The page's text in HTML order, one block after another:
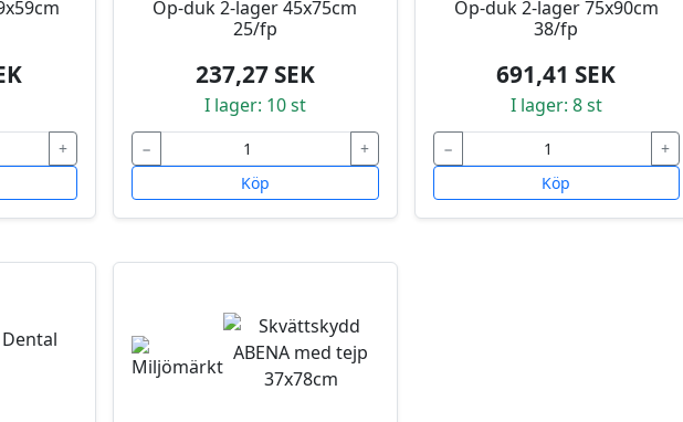
+
Op-duk 2-lager 45x75cm
25/fp
237,27 SEK
I lager: 10 st
−
+
Köp
Op-duk 2-lager 75x90cm
38/fp
691,41 SEK
I lager: 8 st
−
+
Köp